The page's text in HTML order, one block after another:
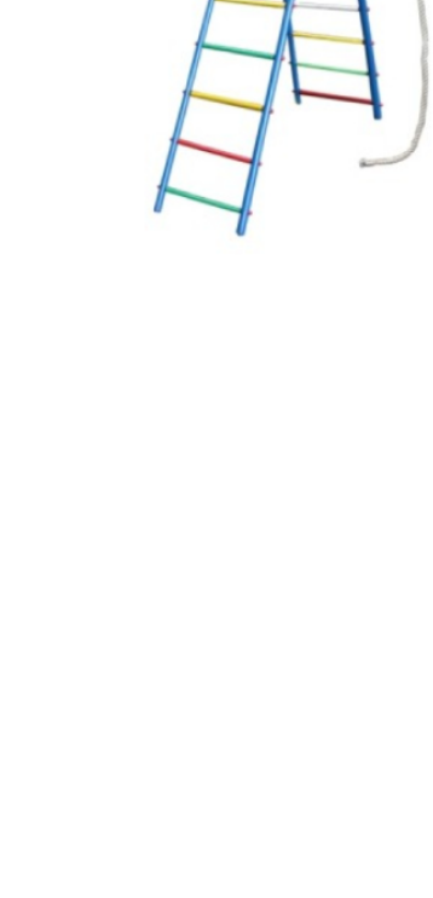
Запчасти и
оборудование для ДСК
Cкалодромы
Маты гимнастические